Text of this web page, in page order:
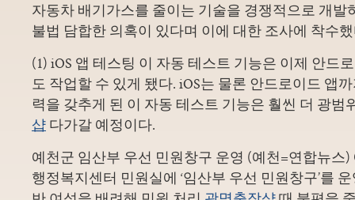
자동차 배기가스를 줄이는 기술을 경쟁적으로 개발
불법 담합한 의혹이 있다며 이에 대한 조사에 착수
(1) iOS 앱 테스팅 이 자동 테스트 기능은 이제 안드
도 작업할 수 있게 됐다. iOS는 물론 안드로이드 앱
력을 갖추게 된 이 자동 테스트 기능은 훨씬 더 광범
샵 다가갈 예정이다.
예천군 임산부 우선 민원창구 운영 (예천=연합뉴스)
행정복지센터 민원실에 ‘임산부 우선 민원창구’를